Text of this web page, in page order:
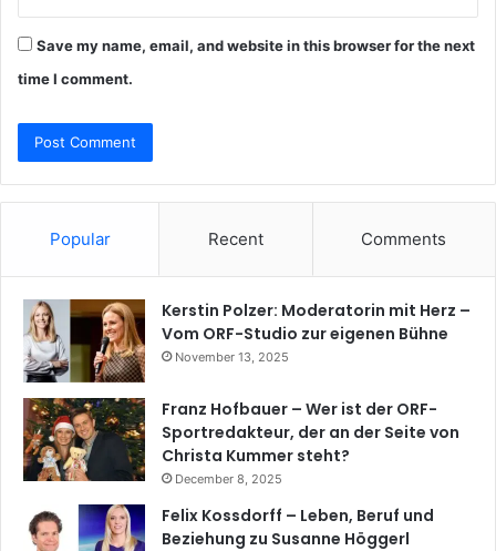
Save my name, email, and website in this browser for the next
time I comment.
Popular Recent Comments
Kerstin Polzer: Moderatorin mit Herz –
Vom ORF-Studio zur eigenen Bühne
November 13, 2025
Franz Hofbauer – Wer ist der ORF-
Sportredakteur, der an der Seite von
Christa Kummer steht?
December 8, 2025
Felix Kossdorff – Leben, Beruf und
Beziehung zu Susanne Höggerl